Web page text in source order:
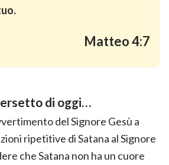
Matteo 4:7
di oggi…
del Signore Gesù a
ripetitive di Satana al Signore
che Satana non ha un cuore